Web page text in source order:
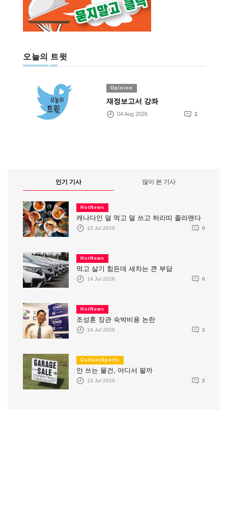
오늘의 트윗
Opinion
재정보고서 강좌
04 Aug 2026 1
인기 기사 많이 본 기사
HotNews
캐나다인 덜 먹고 덜 쓰고 허리띠 졸라맨다
13 Jul 2026 0
HotNews
먹고 살기 힘든데 새차는 큰 부담
14 Jul 2026 0
HotNews
조성훈 장관 숙박비용 논란
14 Jul 2026 2
CultureSports
안 쓰는 물건, 어디서 팔까
13 Jul 2026 2